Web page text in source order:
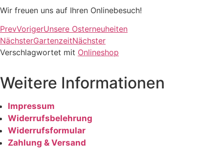
Wir freuen uns auf Ihren Onlinebesuch!
PrevVorigerUnsere Osterneuheiten
NächsterGartenzeitNächster
Verschlagwortet mit Onlineshop
Weitere Informationen
Impressum
Widerrufsbelehrung
Widerrufsformular
Zahlung & Versand